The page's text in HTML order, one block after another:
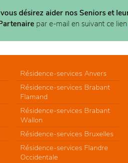
désirez aider nos Seniors et
par e-mail en suivant ce lien
Résidence-services Anvers
Résidence-services Brabant
Flamand
Résidence-services Brabant
Wallon
Résidence-services Bruxelles
Résidence-services Flandre
Occidentale